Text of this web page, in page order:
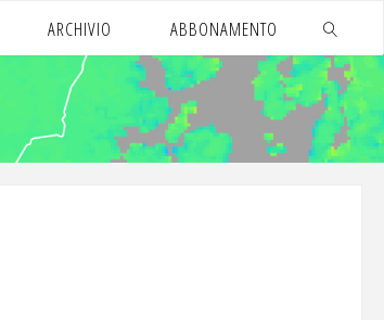
ARCHIVIO ABBONAMENTO
CERCA